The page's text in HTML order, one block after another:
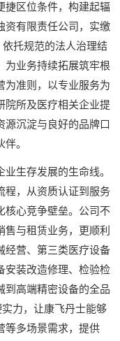
捷区位条件，构建起辐
资有限责任公司，实缴
托规范的法人治理结
为业务持续拓展筑牢根
为准则，以专业服务为
院所及医疗相关企业提
源沉淀与良好的品牌口
。
生存发展的生命线。
程，从资质认证到服务
核心竞争壁垒。公司不
与租赁业务，更顺利
经营、第三类医疗设备
安装改造修理、检验检
到高端精密设备的全品
力，让康飞丹士能够
等多场景需求，提供